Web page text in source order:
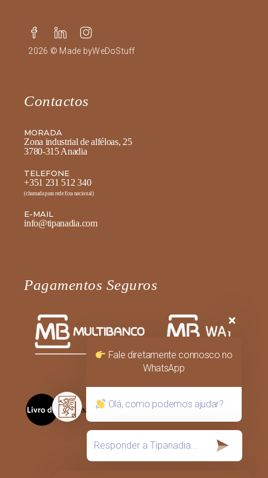
2026 © Made byWeDoStuff
Contactos
MORADA
Zona industrial de alféloas, 25
3780-315 Anadia
TELEFONE
+351 231 512 340
(chamada para rede fixa nacional)
E-MAIL
info@tipanadia.com
Pagamentos Seguros
Fale diretamente connosco no
WhatsApp
Olá, como podemos ajudar?